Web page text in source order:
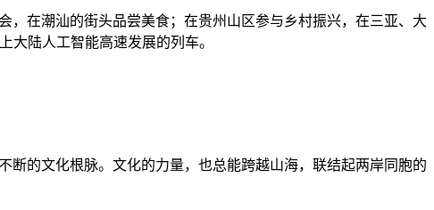
在潮汕的街头品尝美食；在贵州山区参与乡村振兴，在三亚、大
陆人工智能高速发展的列车。
的文化根脉。文化的力量，也总能跨越山海，联结起两岸同胞的